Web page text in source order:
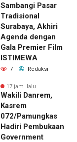
Sambangi Pasar
Tradisional
Surabaya, Akhiri
Agenda dengan
Gala Premier Film
ISTIMEWA
7 Redaksi
17 jam lalu
Wakili Danrem,
Kasrem
072/Pamungkas
Hadiri Pembukaan
Government